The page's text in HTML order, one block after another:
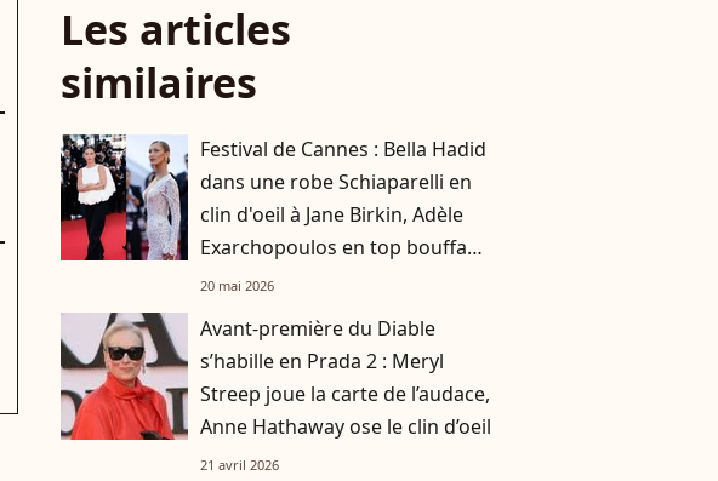
Les articles
similaires
Festival de Cannes : Bella Hadid
dans une robe Schiaparelli en
clin d'oeil à Jane Birkin, Adèle
Exarchopoulos en top bouffant
ouvert
20 mai 2026
Avant-première du Diable
s’habille en Prada 2 : Meryl
Streep joue la carte de l’audace,
Anne Hathaway ose le clin d’oeil
21 avril 2026